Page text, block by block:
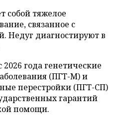
собой тяжелое
связанное с
Недуг диагностируют в
2026 года генетические
(ПГТ-М) и
перестройки (ПГТ-СП)
гарантий
помощи.